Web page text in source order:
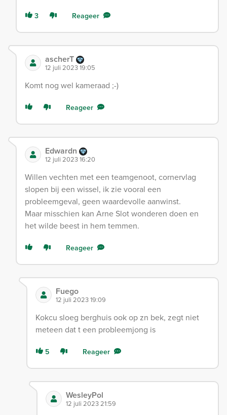
3 Reageer
ascherT
12 juli 2023 19:05
Komt nog wel kameraad ;-)
Reageer
Edwardn
12 juli 2023 16:20
Willen vechten met een teamgenoot, cornervlag
slopen bij een wissel, ik zie vooral een
probleemgeval, geen waardevolle aanwinst.
Maar misschien kan Arne Slot wonderen doen en
het wilde beest in hem temmen.
Reageer
Fuego
12 juli 2023 19:09
Kokcu sloeg berghuis ook op zn bek, zegt niet
meteen dat t een probleemjong is
5 Reageer
WesleyPol
12 juli 2023 21:59